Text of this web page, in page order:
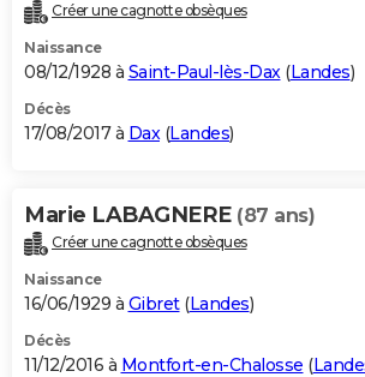
Créer une cagnotte obsèques
Naissance
08/12/1928 à Saint-Paul-lès-Dax(Landes)
Décès
17/08/2017 à Dax(Landes)
Marie LABAGNERE (87 ans)
Créer une cagnotte obsèques
Naissance
16/06/1929 à Gibret(Landes)
Décès
11/12/2016 à Montfort-en-Chalosse (